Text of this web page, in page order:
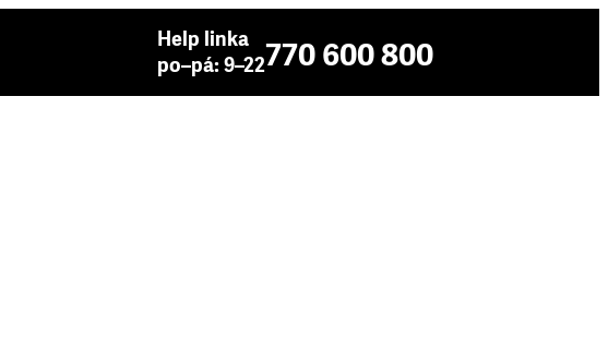
Help linka
po–pá: 9–22770 600 800